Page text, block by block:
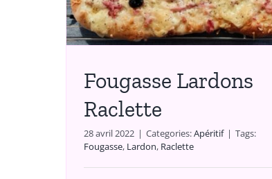
Fougasse Lardons
Raclette
28 avril 2022 | Categories:Apéritif | Tags:
Fougasse, Lardon, Raclette